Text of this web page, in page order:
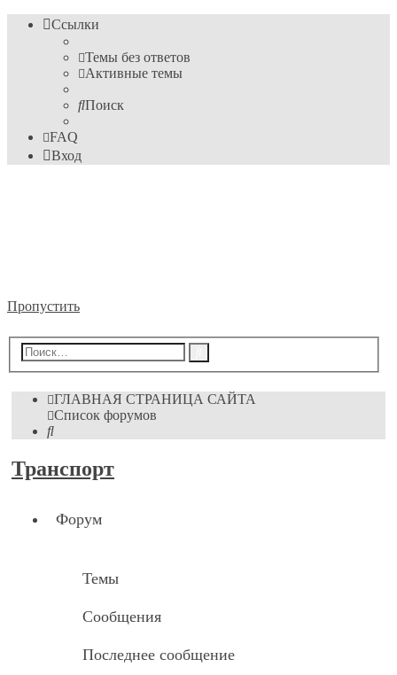
Ссылки
Темы без ответов
Активные темы
Поиск
FAQ
Вход
Пропустить
ГЛАВНАЯ СТРАНИЦА САЙТА
Список форумов
Поиск
Транспорт
Форум
Темы
Сообщения
Последнее сообщение